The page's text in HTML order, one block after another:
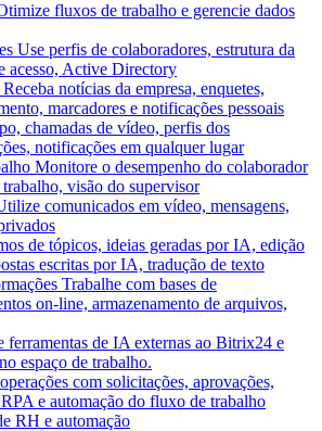
fluxos de trabalho e gerencie dados
Use perfis de colaboradores, estrutura da
acesso, Active Directory
Receba notícias da empresa, enquetes,
marcadores e notificações pessoais
chamadas de vídeo, perfis dos
notificações em qualquer lugar
Monitore o desempenho do colaborador
visão do supervisor
comunicados em vídeo, mensagens,
de tópicos, ideias geradas por IA, edição
escritas por IA, tradução de texto
Trabalhe com bases de
on-line, armazenamento de arquivos,
ferramentas de IA externas ao Bitrix24 e
espaço de trabalho.
com solicitações, aprovações,
e automação do fluxo de trabalho
RH e automação